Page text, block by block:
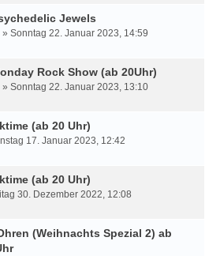
Jewels
» Sonntag 22. Januar 2023, 14:59
Rock Show (ab 20Uhr)
» Sonntag 22. Januar 2023, 13:10
(ab 20 Uhr)
17. Januar 2023, 12:42
(ab 20 Uhr)
30. Dezember 2022, 12:08
(Weihnachts Spezial 2) ab